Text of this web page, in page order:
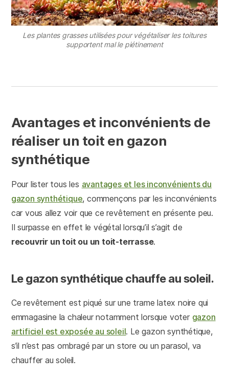
Les plantes grasses utilisées pour végétaliser les toitures
supportent mal le piétinement
Avantages et inconvénients de
réaliser un toit en gazon
synthétique
Pour lister tous les avantages et les inconvénients du
gazon synthétique, commençons par les inconvénients
car vous allez voir que ce revêtement en présente peu.
Il surpasse en effet le végétal lorsqu’il s’agit de
recouvrir un toit ou un toit-terrasse.
Le gazon synthétique chauffe au soleil.
Ce revêtement est piqué sur une trame latex noire qui
emmagasine la chaleur notamment lorsque voter gazon
artificiel est exposée au soleil. Le gazon synthétique,
s’il n’est pas ombragé par un store ou un parasol, va
chauffer au soleil.